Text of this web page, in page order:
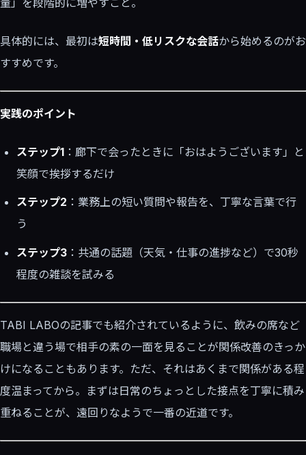
具体的には、最初は短時間・低リスクな会話から始めるのがお
すすめです。
実践のポイント
ステップ1 ：廊下で会ったときに「おはようございます」と
笑顔で挨拶するだけ
ステップ2 ：業務上の短い質問や報告を、丁寧な言葉で行
う
ステップ3 ：共通の話題（天気・仕事の進捗など）で30秒
程度の雑談を試みる
TABI LABOの記事でも紹介されているように、飲みの席など
職場と違う場で相手の素の一面を見ることが関係改善のきっか
けになることもあります。ただ、それはあくまで関係がある程
度温まってから。まずは日常のちょっとした接点を丁寧に積み
重ねることが、遠回りなようで一番の近道です。